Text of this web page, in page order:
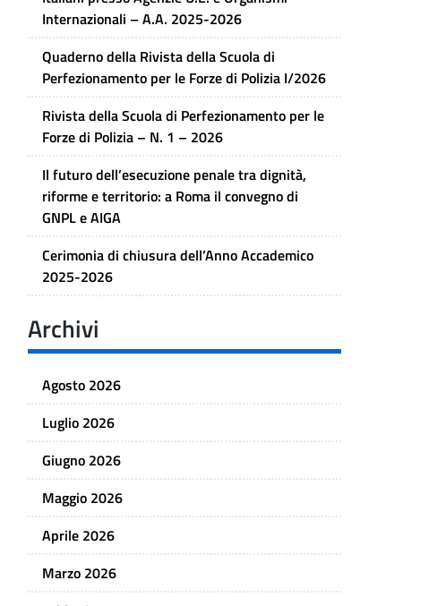
Internazionali – A.A. 2025-2026
Quaderno della Rivista della Scuola di
Perfezionamento per le Forze di Polizia I/2026
Rivista della Scuola di Perfezionamento per le
Forze di Polizia – N. 1 – 2026
Il futuro dell’esecuzione penale tra dignità,
riforme e territorio: a Roma il convegno di
GNPL e AIGA
Cerimonia di chiusura dell’Anno Accademico
2025-2026
Archivi
Agosto 2026
Luglio 2026
Giugno 2026
Maggio 2026
Aprile 2026
Marzo 2026